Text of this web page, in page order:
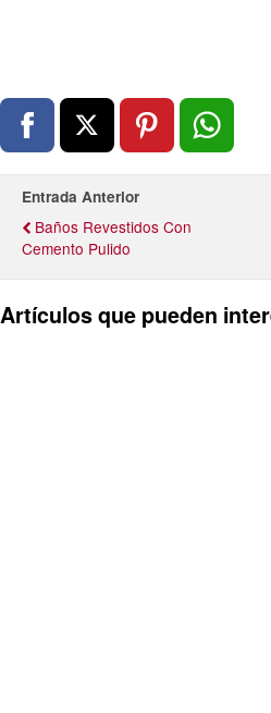
Entrada Anterior
Baños Revestidos Con
Cemento Pulido
Artículos que pueden